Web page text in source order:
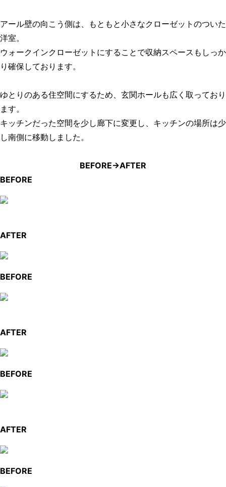
アール壁の向こう側は、もともと小さなクローゼットのついた
洋室。
ウォークインクローゼットにすることで収納スペースもしっか
り確保しております。
ゆとりのある住空間にするため、玄関ホールも広く取っており
ます。
キッチンだった空間を少し廊下に変更し、キッチンの場所は少
し南側に移動しました。
BEFORE→AFTER
BEFORE
AFTER
BEFORE
AFTER
BEFORE
AFTER
BEFORE